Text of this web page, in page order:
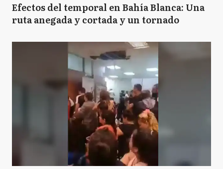
Efectos del temporal en Bahía Blanca: Una
ruta anegada y cortada y un tornado